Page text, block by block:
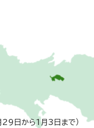
29日から1月3日まで）